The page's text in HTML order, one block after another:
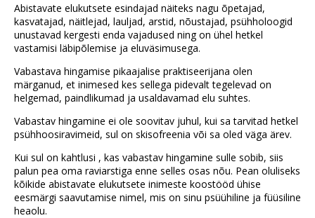
Abistavate elukutsete esindajad näiteks nagu õpetajad,
kasvatajad, näitlejad, lauljad, arstid, nõustajad, psühholoogid
unustavad kergesti enda vajadused ning on ühel hetkel
vastamisi läbipõlemise ja eluväsimusega.
Vabastava hingamise pikaajalise praktiseerijana olen
märganud, et inimesed kes sellega pidevalt tegelevad on
helgemad, paindlikumad ja usaldavamad elu suhtes.
Vabastav hingamine ei ole soovitav juhul, kui sa tarvitad hetkel
psühhoosiravimeid, sul on skisofreenia või sa oled väga ärev.
Kui sul on kahtlusi , kas vabastav hingamine sulle sobib, siis
palun pea oma raviarstiga enne selles osas nõu. Pean oluliseks
kõikide abistavate elukutsete inimeste koostööd ühise
eesmärgi saavutamise nimel, mis on sinu psüühiline ja füüsiline
heaolu.